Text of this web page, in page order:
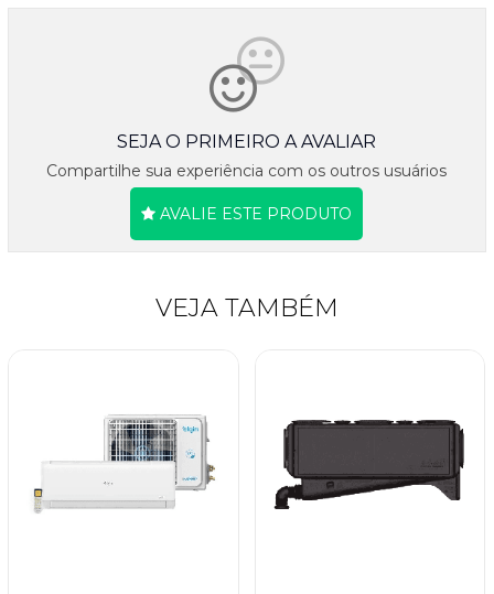
SEJA O PRIMEIRO A AVALIAR
Compartilhe sua experiência com os outros usuários
AVALIE ESTE PRODUTO
VEJA TAMBÉM